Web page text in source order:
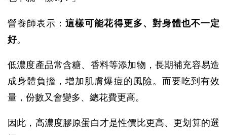
營養師表示：這樣可能花得更多、對身體也不一定
好。
低濃度產品常含糖、香料等添加物，長期補充容易造
成身體負擔，增加肌膚爆痘的風險。而要吃到有效
量，份數又會變多、總花費更高。
因此，高濃度膠原蛋白才是性價比更高、更划算的選